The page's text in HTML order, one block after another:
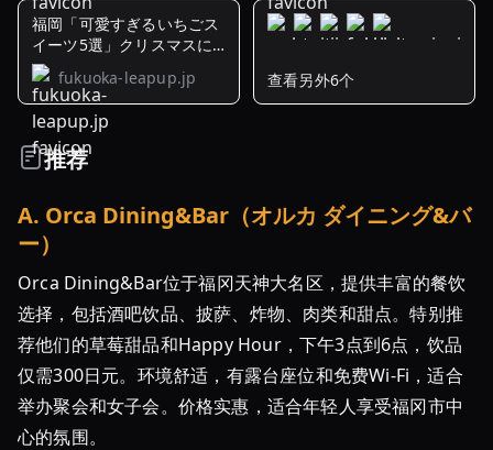
福岡「可愛すぎるいちごス
イーツ5選」クリスマスに
もおすすめ！
fukuoka-leapup.jp
【2024
べ
い！
福
岡
の
絶
品
查看另外6个
推荐
A. Orca Dining&Bar（オルカ ダイニング&バ
ー）
Orca Dining&Bar位于福冈天神大名区，提供丰富的餐饮
选择，包括酒吧饮品、披萨、炸物、肉类和甜点。特别推
荐他们的草莓甜品和Happy Hour，下午3点到6点，饮品
仅需300日元。环境舒适，有露台座位和免费Wi-Fi，适合
举办聚会和女子会。价格实惠，适合年轻人享受福冈市中
心的氛围。